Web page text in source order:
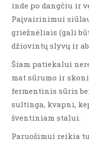
inde po dangčiu ir
Paįvairinimui
griežnėliais (gali
džiovintų slyvų ir
Šiam patiekalui
mat sūrumo ir
fermentinis sūris
sultinga, kvapni,
šventiniam stalui.
Paruošimui reikia